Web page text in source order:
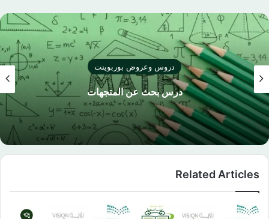
دروس وعروض بوربوينت
درس بحث عن المتجهات
Related Articles